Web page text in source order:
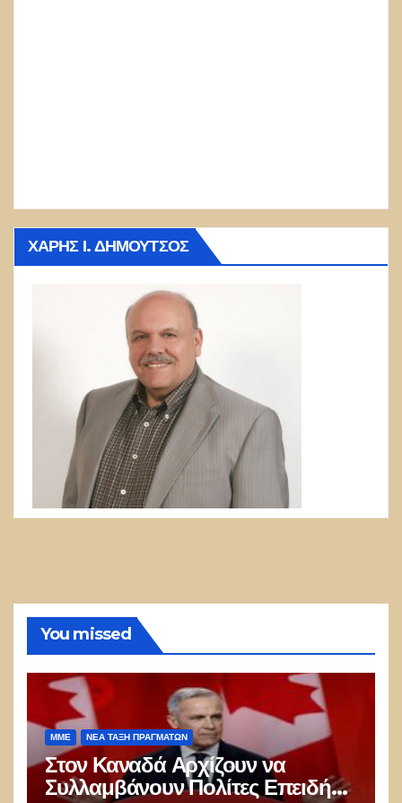
ΧΆΡΗΣ Ι. ΔΗΜΟΎΤΣΟΣ
You missed
ΜΜΕ ΝΈΑ ΤΆΞΗ ΠΡΑΓΜΆΤΩΝ
Στον Καναδά Αρχίζουν να
Συλλαμβάνουν Πολίτες Επειδή